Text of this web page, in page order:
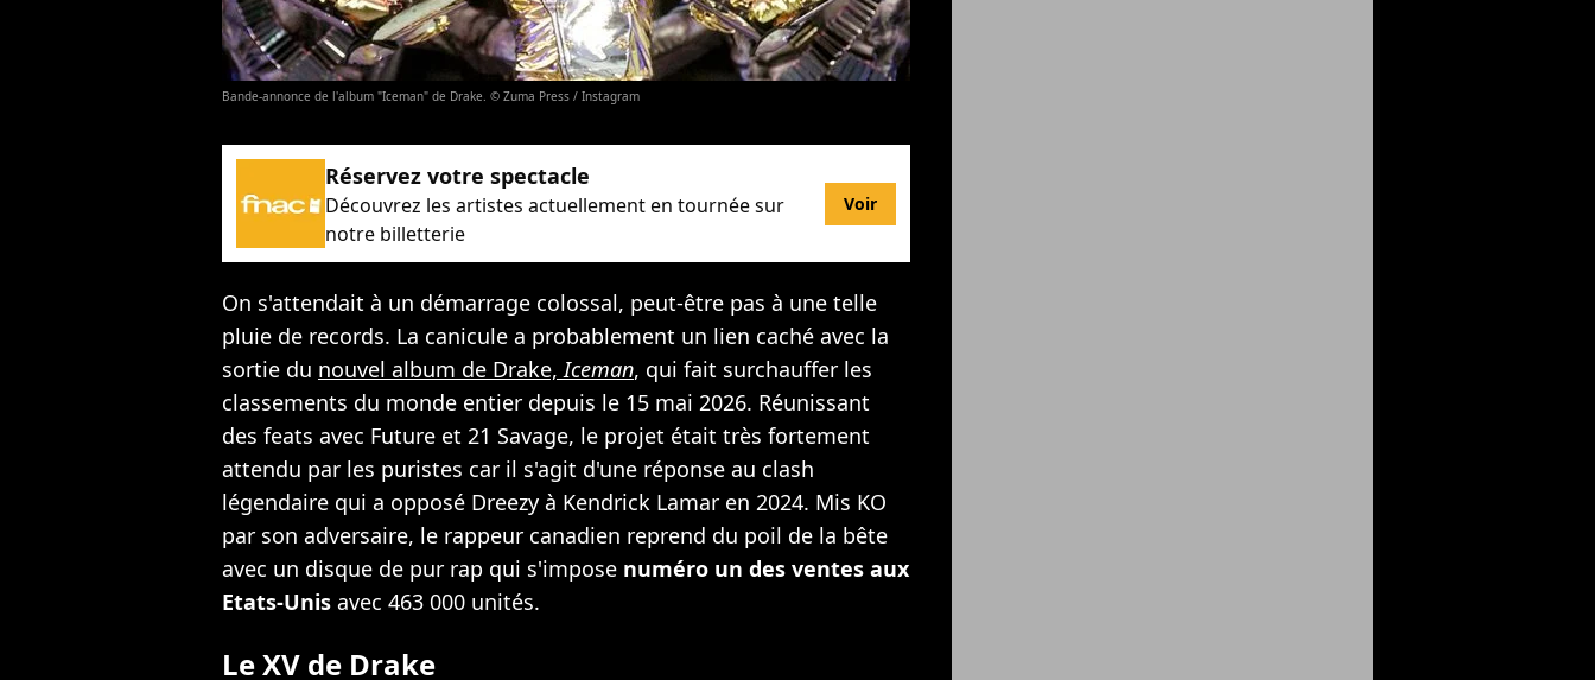
Bande-annonce de l'album "Iceman" de Drake. © Zuma Press / Instagram
Réservez votre spectacle
Découvrez les artistes actuellement en tournée sur
notre billetterie
Voir
On s'attendait à un démarrage colossal, peut-être pas à une telle
pluie de records. La canicule a probablement un lien caché avec la
sortie du nouvel album de Drake,Iceman, qui fait surchauffer les
classements du monde entier depuis le 15 mai 2026. Réunissant
des feats avec Future et 21 Savage, le projet était très fortement
attendu par les puristes car il s'agit d'une réponse au clash
légendaire qui a opposé Dreezy à Kendrick Lamar en 2024. Mis KO
par son adversaire, le rappeur canadien reprend du poil de la bête
avec un disque de pur rap qui s'impose numéro un des ventes aux
Etats-Unis avec 463 000 unités.
Le XV de Drake